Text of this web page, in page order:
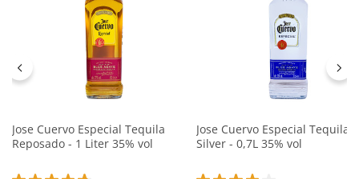
Jose Cuervo Especial Tequila
Reposado - 1 Liter 35% vol
Jose Cuervo Especial Tequila
Silver - 0,7L 35% vol